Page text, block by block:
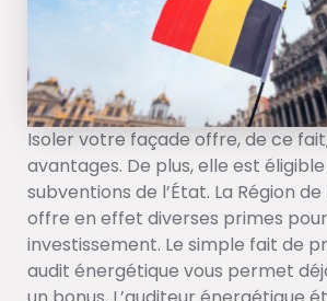
Isoler votre façade offre, de ce
avantages. De plus, elle est
subventions de l’État. La Région
offre en effet diverses primes
investissement. Le simple fait de
audit énergétique vous permet